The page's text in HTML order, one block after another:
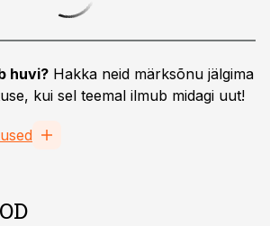
huvi? Hakka neid märksõnu jälgima
kui sel teemal ilmub midagi uut!